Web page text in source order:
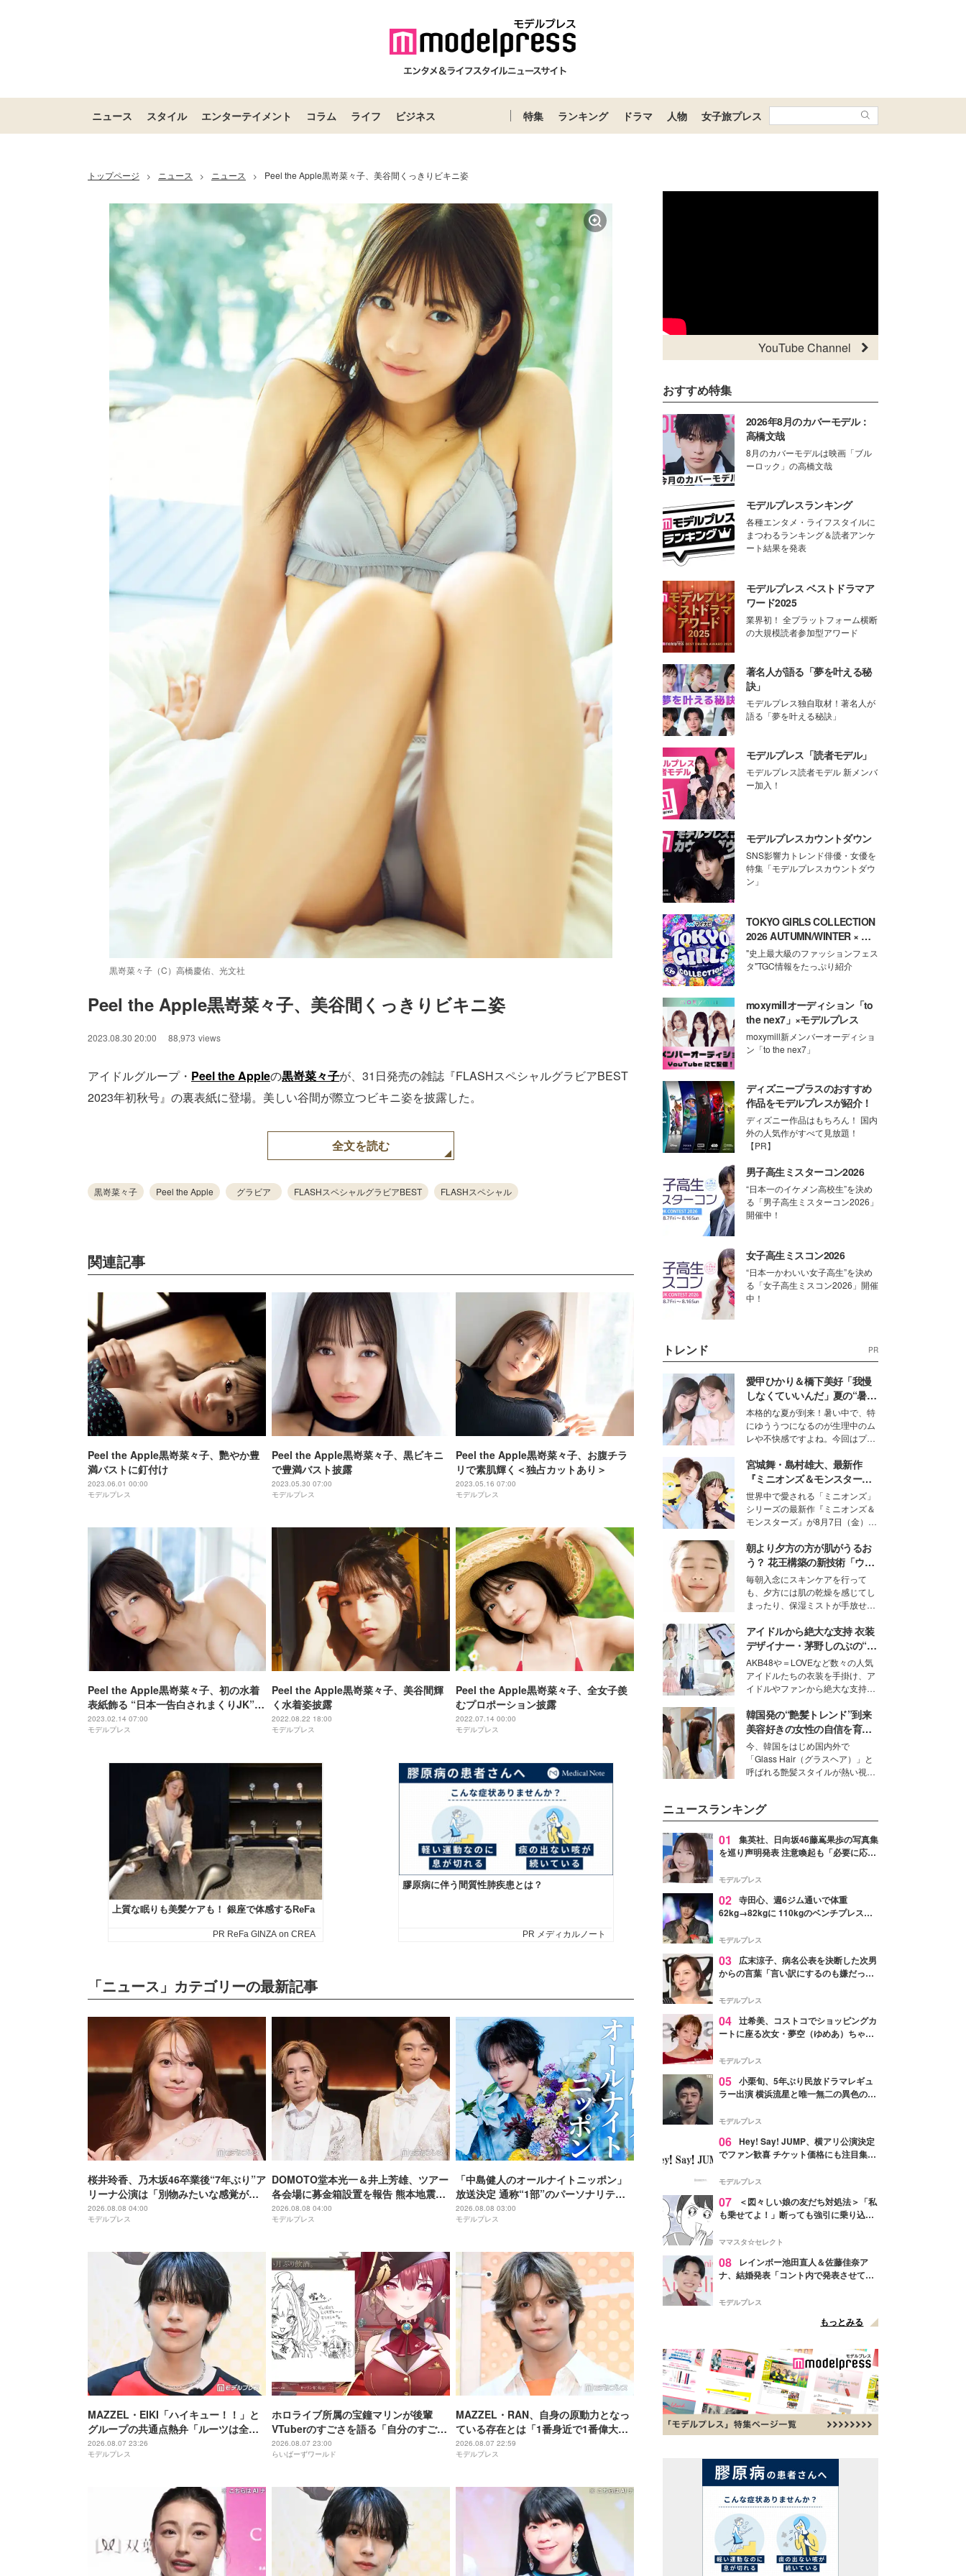
ニュース スタイル エンターテイメント コラム ライフ ビジネス 特集 ランキング ドラマ 人物 女子旅プレス
トップページ > ニュース > ニュース > Peel the Apple黒嵜菜々子、美谷間くっきりビキニ姿
黒嵜菜々子（C）高橋慶佑、光文社
Peel the Apple黒嵜菜々子、美谷間くっきりビキニ姿
2023.08.30 20:00 88,973 views
アイドルグループ・ Peel the Appleの黒嵜菜々子が、31日発売の雑誌『FLASHスペシャルグラビアBEST
2023年初秋号』の裏表紙に登場。美しい谷間が際立つビキニ姿を披露した。
全文を読む
黒嵜菜々子 Peel the Apple グラビア FLASHスペシャルグラビアBEST FLASHスペシャル
関連記事
Peel the Apple黒嵜菜々子、艷やか豊
満バストに釘付け
2023.06.01 00:00
モデルプレス
Peel the Apple黒嵜菜々子、黒ビキニ
で豊満バスト披露
2023.05.30 07:00
モデルプレス
Peel the Apple黒嵜菜々子、お腹チラ
リで素肌輝く＜独占カットあり＞
2023.05.16 07:00
モデルプレス
Peel the Apple黒嵜菜々子、初の水着
表紙飾る “日本一告白されまくりJK”が
成長
2023.02.14 07:00
モデルプレス
Peel the Apple黒嵜菜々子、美谷間輝
く水着姿披露
2022.08.22 18:00
モデルプレス
Peel the Apple黒嵜菜々子、全女子羨
むプロポーション披露
2022.07.14 00:00
モデルプレス
「ニュース」カテゴリーの最新記事
桜井玲香、乃木坂46卒業後“7年ぶり”ア
リーナ公演は「別物みたいな感覚があ
る」【New HISTORY COMING】
2026.08.08 04:00
モデルプレス
DOMOTO堂本光一＆井上芳雄、ツアー
各会場に募金箱設置を報告 熊本地震受
け「ステージから元気を届けられる形
になれば」
2026.08.08 04:00
モデルプレス
「中島健人のオールナイトニッポン」
放送決定 通称“1部”のパーソナリティ
初担当
2026.08.08 03:00
モデルプレス
MAZZEL・EIKI「ハイキュー！！」と
グループの共通点熱弁「ルーツは全然
違うんですけど」
2026.08.07 23:26
モデルプレス
ホロライブ所属の宝鐘マリンが後輩
VTuberのすごさを語る「自分のすごさ
に気づいてない」
2026.08.07 23:00
らいばーずワールド
MAZZEL・RAN、自身の原動力となっ
ている存在とは「1番身近で1番偉大な
存在」
2026.08.07 22:59
モデルプレス
YouTube Channel
おすすめ特集
2026年8月のカバーモデル：
高橋文哉
8月のカバーモデルは映画「ブル
ーロック」の高橋文哉
モデルプレスランキング
各種エンタメ・ライフスタイルに
まつわるランキング＆読者アンケ
ート結果を発表
モデルプレス ベストドラマア
ワード2025
業界初！ 全プラットフォーム横断
の大規模読者参加型アワード
著名人が語る「夢を叶える秘
訣」
モデルプレス独自取材！著名人が
語る「夢を叶える秘訣」
モデルプレス「読者モデル」
モデルプレス読者モデル 新メンバ
ー加入！
モデルプレスカウントダウン
SNS影響力トレンド俳優・女優を
特集「モデルプレスカウントダウ
ン」
TOKYO GIRLS COLLECTION
2026 AUTUMN/WINTER × モ
デルプレス
"史上最大級のファッションフェス
タ"TGC情報をたっぷり紹介
moxymillオーディション「to
the nex7」×モデルプレス
moxymill新メンバーオーディショ
ン「to the nex7」
ディズニープラスのおすすめ
作品をモデルプレスが紹介！
ディズニー作品はもちろん！ 国内
外の人気作がすべて見放題！
【PR】
男子高生ミスターコン2026
“日本一のイケメン高校生”を決め
る「男子高生ミスターコン2026」
開催中！
女子高生ミスコン2026
“日本一かわいい女子高生”を決め
る「女子高生ミスコン2026」開催
中！
トレンド PR
愛甲ひかり＆橋下美好「我慢
しなくていいんだ」夏の“暑さ
対策”の新しい選択肢とは？
本格的な夏が到来！暑い中で、特
にゆううつになるのが生理中のム
レや不快感ですよね。今回はプラ
モデル・愛甲ひかりさんと橋下美
好さんを迎えて本音で女子会トー
ク。猛暑のお出かけを快適に過ご
すヒントや、2人が感動した夏の
生理の新常識にも迫りました。
宮城舞・島村雄大、最新作
『ミニオンズ＆モンスター
ズ』の魅力熱弁 ハチャメチャ
だけじゃない“友情と絆”に感
動
世界中で愛される「ミニオンズ」
シリーズの最新作『ミニオンズ＆
モンスターズ』が8月7日（金）に
ニオン好き”という共通点を持つモ
デルの宮城舞と島村雄大の特別対
談をお届け！それぞれの視点か
ら、今作ならではの魅力や予想外
の感動をもたらす奥深いストーリ
ーについて熱く語り合ってもらっ
た。
朝より夕方の方が肌がうるお
う？ 花王構築の新技術「ウォ
ーターキャプチャリングスキ
ン（捕水肌）」がスキンケア
の常識を変える予感
毎朝入念にスキンケアを行って
も、夕方には肌の乾燥を感じてし
まったり、保湿ミストが手放せな
な美容の常識を大きく変える可能
性を秘めた、革新的な「Water
Capturing Skin（ウォーターキャ
プチャリングスキン：捕水肌）」
技術を、花王が構築した。
アイドルから絶大な支持 衣装
デザイナー・茅野しのぶの“可
愛い”を作る美学＜「シチズン
クロスシー」インタビュー＞
AKB48や＝LOVEなど数々の人気
アイドルたちの衣装を手掛け、ア
イドルやファンから絶大な支持を
取締役兼クリエイティブディレク
ター・茅野しのぶ。一人ひとりの
個性に寄り添い、魅力を引き出す
衣装作りは、多くの女性たちに勇
気と自信を与え続けている。
韓国発の“艶髪トレンド”到来
美容好きの女性の自信を育む
「ヘアケア事情」って？
今、韓国をはじめ国内外で
「Glass Hair（グラスヘア）」と
呼ばれる艶髪スタイルが熱い視線
して、“髪そのものの美しさ”に改
めて注目する人が増えている様
子。今回は、そんな憧れの艶やか
な髪を日常で叶える、美容好きの
ます。
ニュースランキング
01
集英社、日向坂46藤嶌果歩の写真集
を巡り声明発表 注意喚起も「必要に応じ
モデルプレス
02 寺田心、週6ジム通いで体重
62kg→82kgに 110kgのベンチプレス持
「かっこいい」と反響
モデルプレス
03
広末涼子、病名公表を決断した次男
からの言葉「言い訳にするのも嫌だっ
モデルプレス
04 辻希美、コストコでショッピングカ
ートに座る次女・夢空（ゆめあ）ちゃん
ぎ」「成長を感じる」の声
モデルプレス
05 小栗旬、5年ぶり民放ドラマレギュ
ラー出演 横浜流星と唯一無二の異色のバ
モデルプレス
06 Hey! Say! JUMP、横アリ公演決定
でファン歓喜 チケット価格にも注目集ま
モデルプレス
07
＜図々しい娘の友だち対処法＞「私
も乗せてよ！」断っても強引に乗り込ん
ママスタ☆セレクト
08
レインボー池田直人＆佐藤佳奈ア
ナ、結婚発表「コント内で発表させてい
点変更のため
モデルプレス
もっとみる